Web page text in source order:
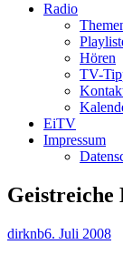
Radio
Hören
TV-
EiTV
Impressum
Geistreiche
Autor
dirknbVeröffentlicht
6. Juli 2008